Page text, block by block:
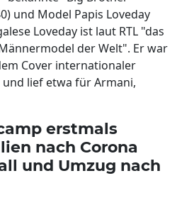
und Model Papis Loveday
Loveday ist laut RTL "das
der Welt". Er war
Cover internationaler
lief etwa für Armani,
erstmals
nach Corona
und Umzug nach